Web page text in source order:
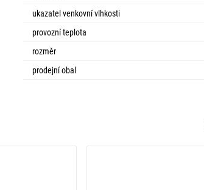
ukazatel venkovní vlhkosti
provozní teplota
rozměr
prodejní obal